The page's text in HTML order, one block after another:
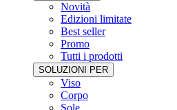
Novità
Edizioni limitate
Best seller
Promo
Tutti i prodotti
SOLUZIONI PER
Viso
Corpo
Sole